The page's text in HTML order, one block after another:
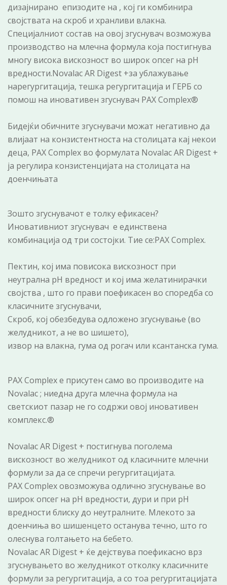
дизајниранo епизодите на , кој ги комбинира
својствата на скроб и хранливи влакна.
Специјалниот состав на овој згуснувач возможува
производство на млечна формула која постигнува
многу висока вискозност во широк опсег на pH
вредности.Novalac AR Digest +за ублажување
нарегургитација, тешка регургитација и ГЕРБ со
помош на иновативен згуснувач PAX Complex®
Бидејќи обичните згуснувачи можат негативно да
влијаат на конзистентноста на столицата кај некои
деца, PAX Complex во формулата Novalac AR Digest +
ја регулира конзистенцијата на столицата на
доенчињата
Зошто згуснувачот е толку ефикасен?
Иновативниот згуснувач е единствена
комбинација од три состојки. Тие се:PAX Complex.
Пектин, кој има повисока вискозност при
неутрална pH вредност и кој има желатинирачки
својства , што го прави поефикасен во споредба со
класичните згуснувачи,
Скроб, кој обезбедува одложено згуснување (во
желудникот, а не во шишето),
извор на влакна, гума од рогач или ксантанска гума.
PAX Complex е присутен само во производите на
Novalac ; ниедна друга млечна формула на
светскиот пазар не го содржи овој иновативен
комплекс.®
Novalac AR Digest + постигнува поголема
вискозност во желудникот од класичните млечни
формули за да се спречи регургитацијата.
PAX Complex овозможува одлично згуснување во
широк опсег на pH вредности, дури и при pH
вредности блиску до неутралните. Млекото за
доенчиња во шишенцето останува течно, што го
олеснува голтањето на бебето.
Novalac AR Digest + ќе дејствува поефикасно врз
згуснувањето во желудникот отколку класичните
формули за регургитација, а со тоа регургитацијата